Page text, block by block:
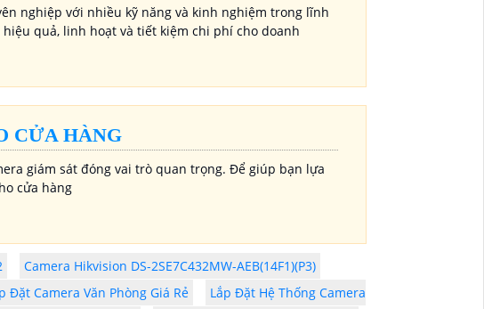
nghiệp với nhiều kỹ năng và kinh nghiệm trong lĩnh
quả, linh hoạt và tiết kiệm chi phí cho doanh
CỬA HÀNG
giám sát đóng vai trò quan trọng. Để giúp bạn lựa
cửa hàng
Camera Hikvision DS-2SE7C432MW-AEB(14F1)(P3)
Đặt Camera Văn Phòng Giá Rẻ
Lắp Đặt Hệ Thống Camera